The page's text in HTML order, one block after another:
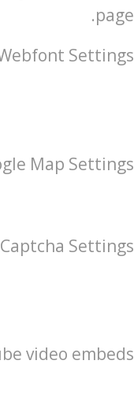
page.
Settings:
Map Settings:
Settings:
video embeds: